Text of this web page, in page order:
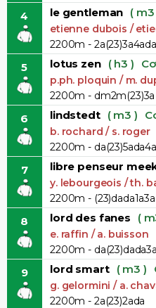
4 le gentleman ( m3
etienne dubois /
2200m -
5 lotus zen ( h3 )
p.ph. ploquin / m.
2200m - dm2m(23)3a
6 lindstedt ( m3 )
b. rochard / s. roger
2200m -
7 libre penseur
y. lebourgeois / th.
2200m - (23)dada1a3a
8 lord des fanes (
e. raffin / a. buisson
2200m -
9 lord smart ( m3 )
g. gelormini / a.
2200m - 2a(23)2ada